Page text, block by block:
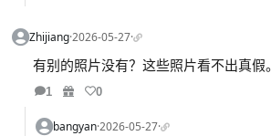
Zhijiang·2026-05-27·
有别的照片没有？这些照片看不出真假。
1 0
bangyan·2026-05-27·